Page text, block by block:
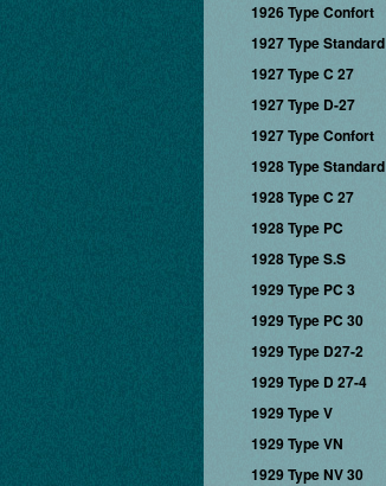
1926 Type Confort
1927 Type
1927 Type C 27
1927 Type D-27
1927 Type Confort
1928 Type
1928 Type C 27
1928 Type PC
1928 Type S.S
1929 Type PC 3
1929 Type PC 30
1929 Type D27-2
1929 Type D 27-4
1929 Type V
1929 Type VN
1929 Type NV 30